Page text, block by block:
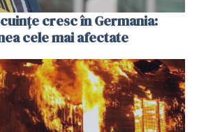
cresc în Germania:
cele mai afectate